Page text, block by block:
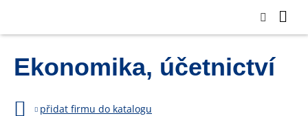
Ekonomika, účetnictví
přidat firmu do katalogu